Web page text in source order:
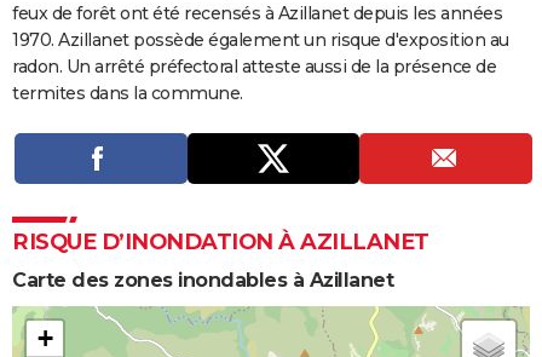
S'inscrire
Se connecter
Lycées
Collèges
Primaires
Universités
Entreprises
Service militaire
Avis de recherche
AVIS DE DÉCÈS
FORUM
feux de forêt ont été recensés à Azillanet depuis les années
1970. Azillanet possède également un risque d'exposition au
radon. Un arrêté préfectoral atteste aussi de la présence de
termites dans la commune.
RISQUE D’INONDATION À AZILLANET
Carte des zones inondables à Azillanet
+